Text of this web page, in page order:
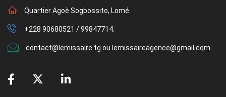
Quartier Agoè Sogbossito, Lomé.
+228 90680521 / 99847714.
contact@lemissaire.tg ou lemissaireagence@gmail.com